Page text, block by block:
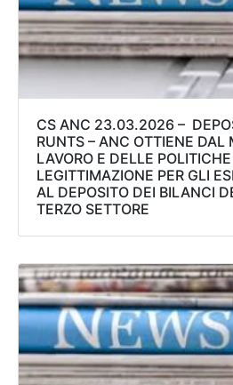
CS ANC 23.03.2026 –
RUNTS – ANC OTTIENE DAL
LAVORO E DELLE
LEGITTIMAZIONE PER GLI
AL DEPOSITO DEI BILANCI
TERZO SETTORE